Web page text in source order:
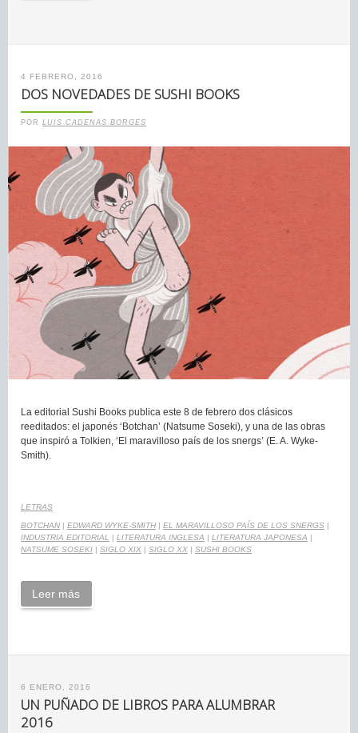
4 FEBRERO, 2016
DOS NOVEDADES DE SUSHI BOOKS
POR LUIS CADENAS BORGES
La editorial Sushi Books publica este 8 de febrero dos clásicos
reeditados: el japonés ‘Botchan’ (Natsume Soseki), y una de las obras
que inspiró a Tolkien, ‘El maravilloso país de los snergs’ (E. A. Wyke-
Smith).
LETRAS
BOTCHAN | EDWARD WYKE-SMITH | EL MARAVILLOSO PAÍS DE LOS SNERGS |
INDUSTRIA EDITORIAL
| LITERATURA INGLESA | LITERATURA JAPONESA |
NATSUME SOSEKI | SIGLO XIX | SIGLO XX | SUSHI BOOKS
Leer más
6 ENERO, 2016
UN PUÑADO DE LIBROS PARA ALUMBRAR
2016